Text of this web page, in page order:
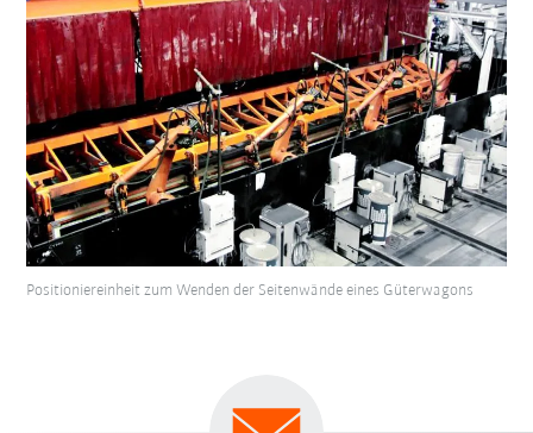
Positioniereinheit zum Wenden der Seitenwände eines Güterwagons